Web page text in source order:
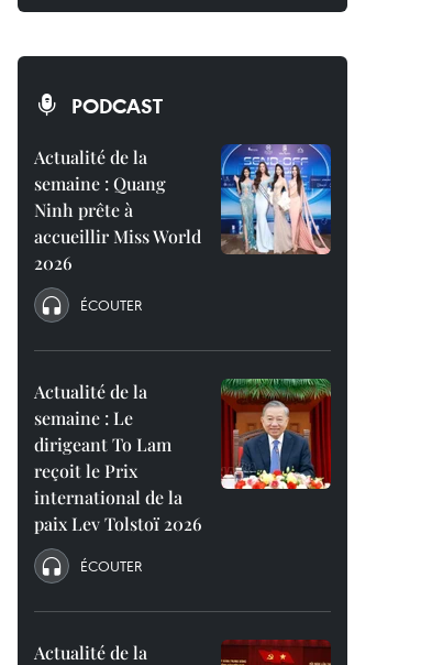
PODCAST
Actualité de la
semaine : Quang
Ninh prête à
accueillir Miss World
2026
ÉCOUTER
Actualité de la
semaine : Le
dirigeant To Lam
reçoit le Prix
international de la
paix Lev Tolstoï 2026
ÉCOUTER
Actualité de la